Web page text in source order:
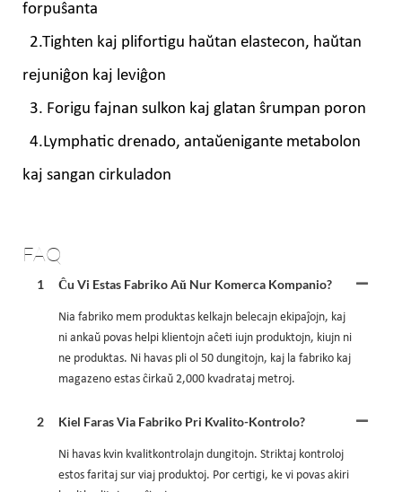
forpuŝanta
2.Tighten kaj plifortigu haŭtan elastecon, haŭtan
rejuniĝon kaj leviĝon
3. Forigu fajnan sulkon kaj glatan ŝrumpan poron
4.Lymphatic drenado, antaŭenigante metabolon
kaj sangan cirkuladon
FAQ
1 Ĉu Vi Estas Fabriko Aŭ Nur Komerca Kompanio?
Nia fabriko mem produktas kelkajn belecajn ekipaĵojn, kaj
ni ankaŭ povas helpi klientojn aĉeti iujn produktojn, kiujn ni
ne produktas. Ni havas pli ol 50 dungitojn, kaj la fabriko kaj
magazeno estas ĉirkaŭ 2,000 kvadrataj metroj.
2 Kiel Faras Via Fabriko Pri Kvalito-Kontrolo?
Ni havas kvin kvalitkontrolajn dungitojn. Striktaj kontroloj
estos faritaj sur viaj produktoj. Por certigi, ke vi povas akiri